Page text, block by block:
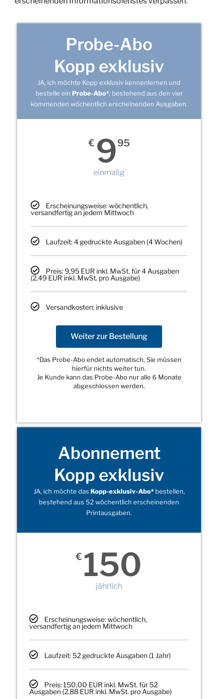
Probe-Abo
Kopp exklusiv
JA, ich möchte Kopp exklusiv kennenlernen und
bestelle ein Probe-Abo*, bestehend aus den vier
kommenden wöchentlich erscheinenden Ausgaben.
€ 995
einmalig
Erscheinungsweise: wöchentlich,
versandfertig an jedem Mittwoch
Laufzeit: 4 gedruckte Ausgaben (4 Wochen)
Preis: 9,95 EUR inkl. MwSt. für 4 Ausgaben
(2,49 EUR inkl. MwSt. pro Ausgabe)
Versandkosten: inklusive
Weiter zur Bestellung
*Das Probe-Abo endet automatisch, Sie müssen
hierfür nichts weiter tun.
Je Kunde kann das Probe-Abo nur alle 6 Monate
abgeschlossen werden.
Abonnement
Kopp exklusiv
JA, ich möchte das Kopp-exklusiv-Abo*bestellen,
bestehend aus 52 wöchentlich erscheinenden
Printausgaben.
€ 150
jährlich
Erscheinungsweise: wöchentlich,
versandfertig an jedem Mittwoch
Laufzeit: 52 gedruckte Ausgaben (1 Jahr)
Preis: 150,00 EUR inkl. MwSt. für 52
Ausgaben (2,88 EUR inkl. MwSt. pro Ausgabe)